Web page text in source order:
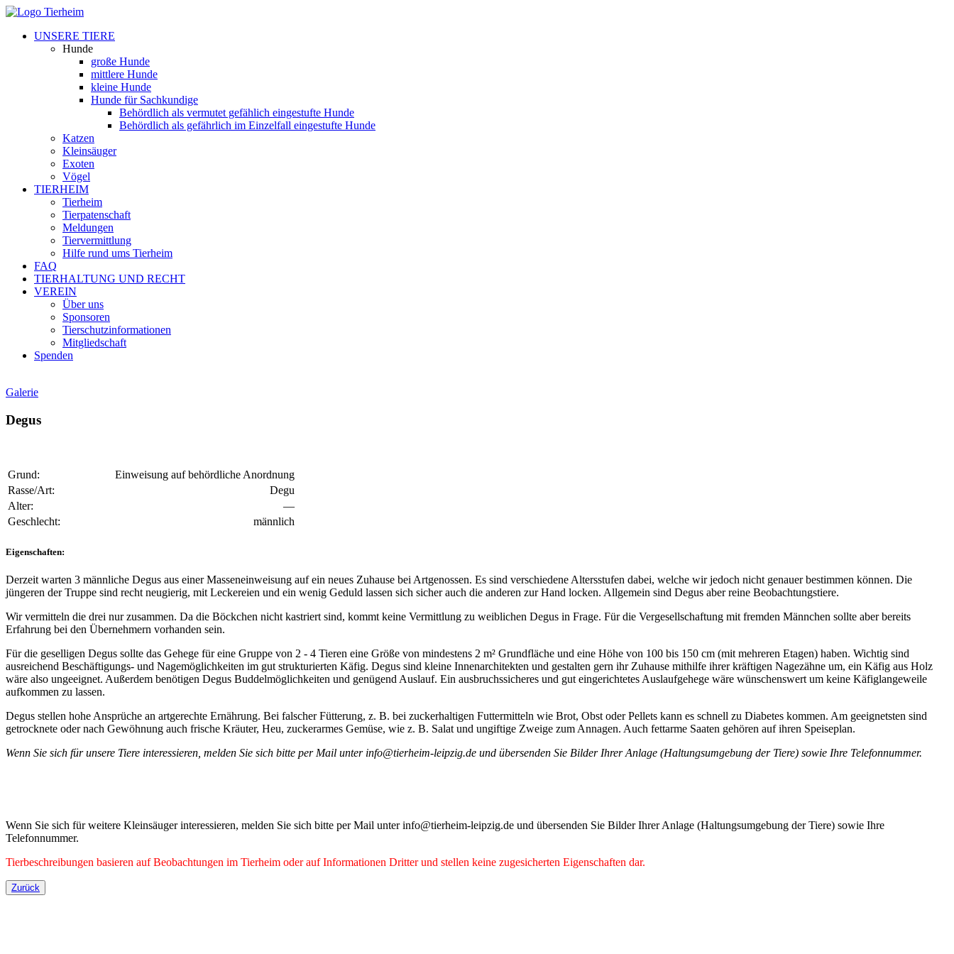
UNSERE TIERE
Hunde
große Hunde
mittlere Hunde
kleine Hunde
Hunde für Sachkundige
Behördlich als vermutet gefählich eingestufte Hunde
Behördlich als gefährlich im Einzelfall eingestufte Hunde
Katzen
Kleinsäuger
Exoten
Vögel
TIERHEIM
Tierheim
Tierpatenschaft
Meldungen
Tiervermittlung
Hilfe rund ums Tierheim
FAQ
TIERHALTUNG UND RECHT
VEREIN
Über uns
Sponsoren
Tierschutzinformationen
Mitgliedschaft
Spenden
Galerie
Degus
Grund:
Einweisung auf behördliche Anordnung
Rasse/Art:
Degu
Alter:
—
Geschlecht:
männlich
Eigenschaften:
Derzeit warten 3 männliche Degus aus einer Masseneinweisung auf ein neues Zuhause bei Artgenossen. Es sind verschiedene Altersstufen dabei, welche wir jedoch nicht genauer bestimmen können. Die
jüngeren der Truppe sind recht neugierig, mit Leckereien und ein wenig Geduld lassen sich sicher auch die anderen zur Hand locken. Allgemein sind Degus aber reine Beobachtungstiere.
Wir vermitteln die drei nur zusammen. Da die Böckchen nicht kastriert sind, kommt keine Vermittlung zu weiblichen Degus in Frage. Für die Vergesellschaftung mit fremden Männchen sollte aber bereits
Erfahrung bei den Übernehmern vorhanden sein.
Für die geselligen Degus sollte das Gehege für eine Gruppe von 2 - 4 Tieren eine Größe von mindestens 2 m² Grundfläche und eine Höhe von 100 bis 150 cm (mit mehreren Etagen) haben. Wichtig sind
ausreichend Beschäftigungs- und Nagemöglichkeiten im gut strukturierten Käfig. Degus sind kleine Innenarchitekten und gestalten gern ihr Zuhause mithilfe ihrer kräftigen Nagezähne um, ein Käfig aus Holz
wäre also ungeeignet. Außerdem benötigen Degus Buddelmöglichkeiten und genügend Auslauf. Ein ausbruchssicheres und gut eingerichtetes Auslaufgehege wäre wünschenswert um keine Käfiglangeweile
aufkommen zu lassen.
Degus stellen hohe Ansprüche an artgerechte Ernährung. Bei falscher Fütterung, z. B. bei zuckerhaltigen Futtermitteln wie Brot, Obst oder Pellets kann es schnell zu Diabetes kommen. Am geeignetsten sind
getrocknete oder nach Gewöhnung auch frische Kräuter, Heu, zuckerarmes Gemüse, wie z. B. Salat und ungiftige Zweige zum Annagen. Auch fettarme Saaten gehören auf ihren Speiseplan.
Wenn Sie sich für unsere Tiere interessieren, melden Sie sich bitte per Mail unter info@tierheim-leipzig.de und übersenden Sie Bilder Ihrer Anlage (Haltungsumgebung der Tiere) sowie Ihre Telefonnummer.
Wenn Sie sich für weitere Kleinsäuger interessieren, melden Sie sich bitte per Mail unter info@tierheim-leipzig.de und übersenden Sie Bilder Ihrer Anlage (Haltungsumgebung der Tiere) sowie Ihre
Telefonnummer.
Tierbeschreibungen basieren auf Beobachtungen im Tierheim oder auf Informationen Dritter und stellen keine zugesicherten Eigenschaften dar.
Zurück